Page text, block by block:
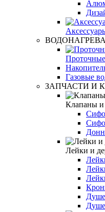
Проточные
Газовые
ЗАПЧАСТИ И
Клапаны
Лейки и